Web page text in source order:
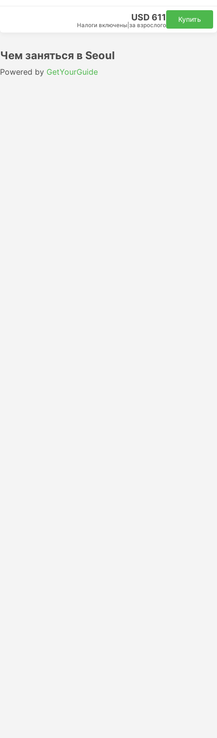
USD 611
Налоги включены за взрослого
Купить
Чем заняться в Seoul
Powered by GetYourGuide